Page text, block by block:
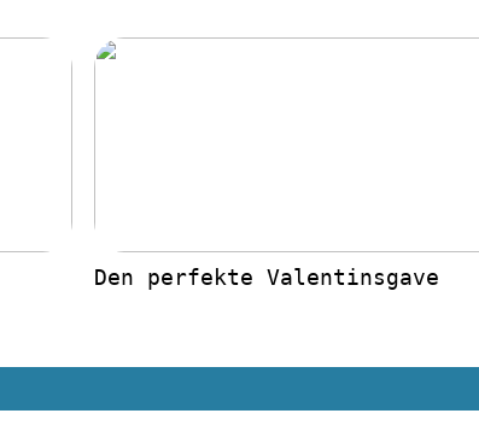
Den perfekte Valentinsgave